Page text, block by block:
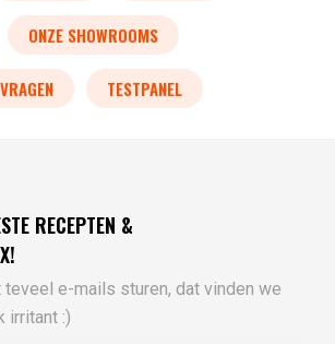
ONZE SHOWROOMS
TESTPANEL
RECEPTEN &
teveel e-mails sturen, dat vinden we
irritant :)